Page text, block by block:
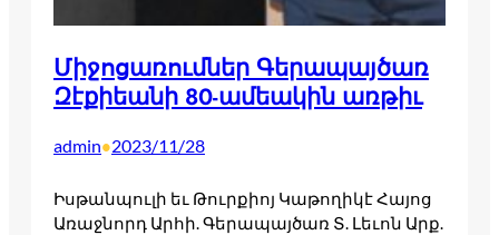
Միջոցառումներ Գերապայծառ
Զէքիեանի 80-ամեակին առթիւ
admin•2023/11/28
Իսթանպու­լի եւ Թուրքիոյ Կա­թողի­կէ Հա­յոց
Առաջ­նորդ Ար­հի. Գե­րապայ­ծառ Տ. Լե­ւոն Արք.